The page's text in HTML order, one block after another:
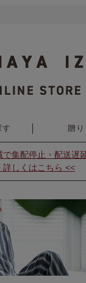
す 贈
で集配停止・配送遅
詳しくはこちら <<